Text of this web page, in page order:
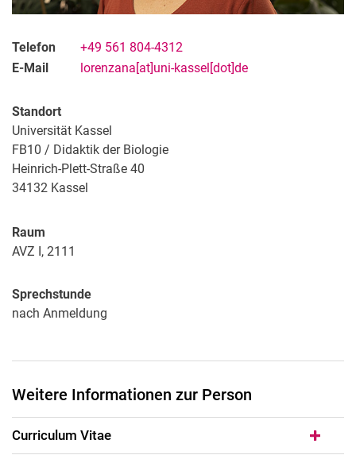
Telefon
+49 561 804-4312
E-Mail
lorenzana[at]uni-kassel[dot]de
Standort
Universität Kassel
FB10 / Didaktik der Biologie
Heinrich-Plett-Straße 40
34132 Kassel
Raum
AVZ I, 2111
Sprechstunde
nach Anmeldung
Weitere Informationen zur Person
Curriculum Vitae